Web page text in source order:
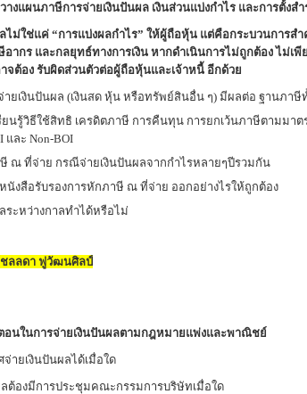
วางแผนภาษีการจ่ายเงินปันผล เงินส่วนแบ่งกำไร และการตั้งส
ไม่ใช่แค่ “การแบ่งผลกำไร” ให้ผู้ถือหุ้น แต่คือกระบวนการส
ากร และกลยุทธ์ทางการเงิน หากดำเนินการไม่ถูกต้อง ไม่เ
จต้อง รับผิดส่วนตัวต่อผู้ถือหุ้นและเจ้าหนี้ อีกด้วย
ายเงินปันผล (เงินสด หุ้น หรือทรัพย์สินอื่น ๆ) มีผลต่อ ฐานภา
ยนรู้วิธีใช้สิทธิ เครดิตภาษี การคืนทุน การยกเว้นภาษีตามมาต
และ Non-BOI
ณ ที่จ่าย กรณีจ่ายเงินปันผลจากกำไรหลายๆปีรวมกัน
นังสือรับรองการหักภาษี ณ ที่จ่าย ออกอย่างไรให้ถูกต้อง
ระหว่างกาลทำได้หรือไม่
ชลลดา ฟูวัฒนศิลป์
นในการจ่ายเงินปันผลตามกฎหมายแพ่งและพาณิชย์
ายเงินปันผลได้เมื่อใด
ลต้องมีการประชุมคณะกรรมการบริษัทเมื่อใด